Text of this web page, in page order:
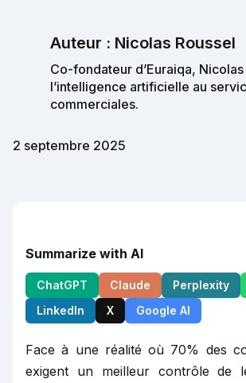
Auteur : Nicolas Roussel
Co-fondateur d’Euraiqa,
l’intelligence artificielle au
commerciales.
2 septembre 2025
Summarize with AI
ChatGPT Claude Perplexity
LinkedIn
X Google AI
Face à une réalité où 70% des
exigent un meilleur contrôle de